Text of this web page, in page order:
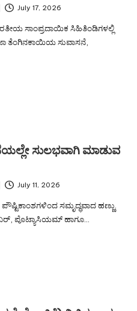
July 17, 2026
ಸಾಂಪ್ರದಾಯಿಕ ಸಿಹಿತಿಂಡಿಗಳಲ್ಲಿ
ತೆಂಗಿನಕಾಯಿಯ ಸುವಾಸನೆ,
ಸುಲಭವಾಗಿ ಮಾಡುವ
July 11, 2026
ಸಮೃದ್ಧವಾದ ಹಣ್ಣು.
ಪೊಟ್ಯಾಸಿಯಮ್ ಹಾಗೂ…